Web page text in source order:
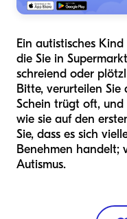
Ein autistisches
die Sie in
schreiend oder
Bitte, verurteilen Sie
Schein trügt oft,
wie sie auf den
Sie, dass es sich
Benehmen handelt;
Autismus.